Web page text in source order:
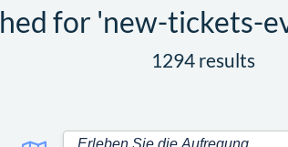
for 'new-tickets-
1294 results